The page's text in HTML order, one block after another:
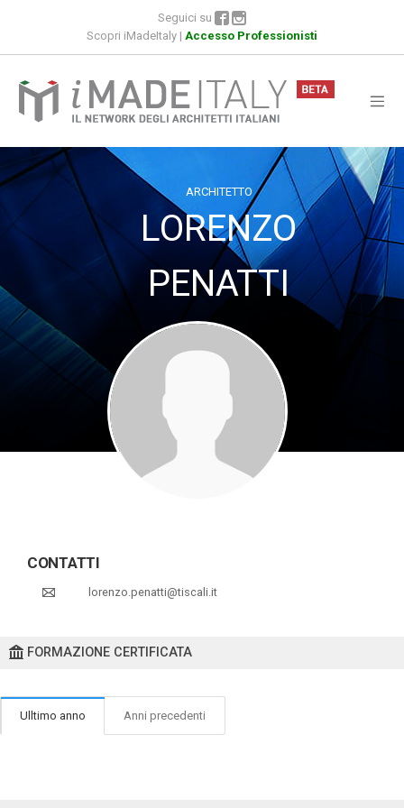
Seguici su
Scopri iMadeItaly | Accesso Professionisti
ARCHITETTO
LORENZO
PENATTI
CONTATTI
lorenzo.penatti@tiscali.it
FORMAZIONE CERTIFICATA
Ulltimo anno Anni precedenti